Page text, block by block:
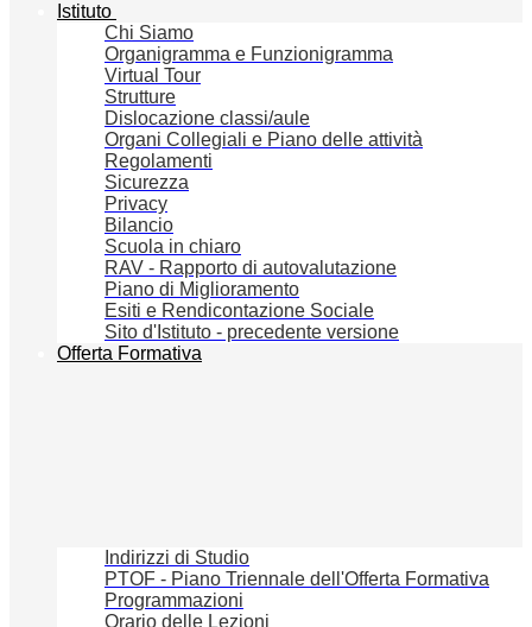
Istituto
Chi Siamo
Organigramma e Funzionigramma
Virtual Tour
Strutture
Dislocazione classi/aule
Organi Collegiali e Piano delle attività
Regolamenti
Sicurezza
Privacy
Bilancio
Scuola in chiaro
RAV - Rapporto di autovalutazione
Piano di Miglioramento
Esiti e Rendicontazione Sociale
Sito d'Istituto - precedente versione
Offerta Formativa
Indirizzi di Studio
PTOF - Piano Triennale dell'Offerta Formativa
Programmazioni
Orario delle Lezioni